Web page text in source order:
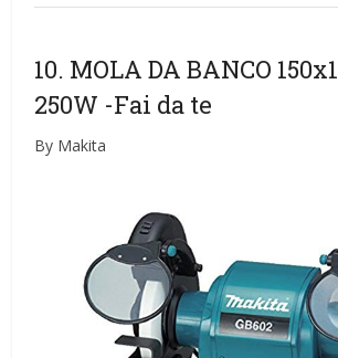
10. MOLA DA BANCO
250W -Fai da te
By Makita